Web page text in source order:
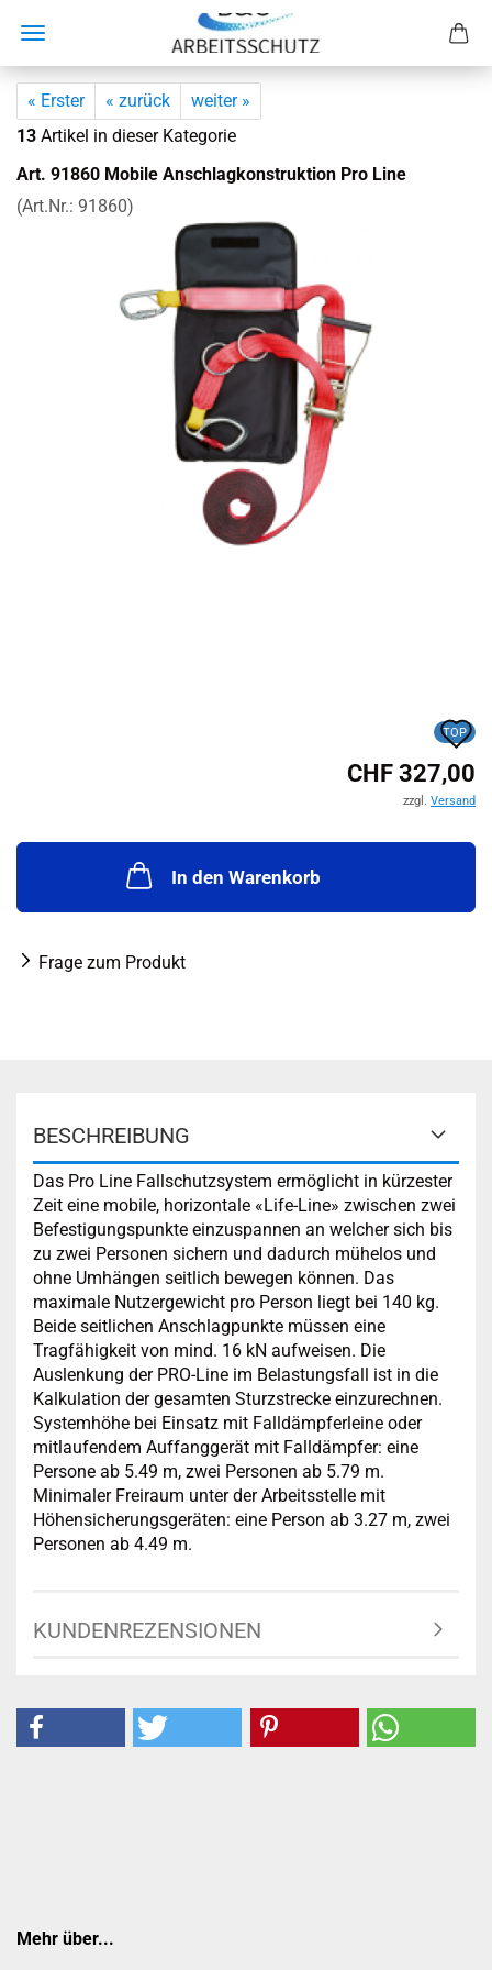
« Erster « zurück
weiter »
13 Artikel in dieser Kategorie
Art. 91860 Mo­bi­le An­schlag­kon­struk­ti­on Pro Line
(Art.Nr.: 91860)
TOP
CHF 327,00
zzgl. Versand
In den Warenkorb
Frage zum Produkt
BESCHREIBUNG
Das Pro Line Fallschutzsystem ermöglicht in kürzester
Zeit eine mobile, horizontale «Life-Line» zwischen zwei
Befestigungspunkte einzuspannen an welcher sich bis
zu zwei Personen sichern und dadurch mühelos und
ohne Umhängen seitlich bewegen können. Das
maximale Nutzergewicht pro Person liegt bei 140 kg.
Beide seitlichen Anschlagpunkte müssen eine
Tragfähigkeit von mind. 16 kN aufweisen. Die
Auslenkung der PRO-Line im Belastungsfall ist in die
Kalkulation der gesamten Sturzstrecke einzurechnen.
Systemhöhe bei Einsatz mit Falldämpferleine oder
mitlaufendem Auffanggerät mit Falldämpfer: eine
Persone ab 5.49 m, zwei Personen ab 5.79 m.
Minimaler Freiraum unter der Arbeitsstelle mit
Höhensicherungsgeräten: eine Person ab 3.27 m, zwei
Personen ab 4.49 m.
KUNDENREZENSIONEN
Mehr über...